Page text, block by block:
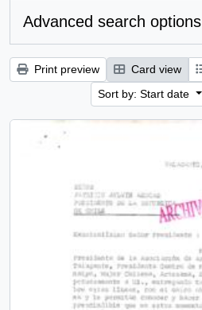
Advanced search options
Print preview Card view
Sort by: Start date